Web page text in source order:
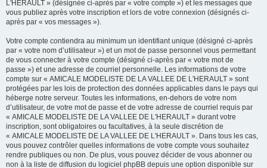
L'HERAULT » (désignée ci-après par « votre compte ») et les messages que
vous publiez après votre inscription et lors de votre connexion (désignés ci-
après par « vos messages »).
Votre compte contiendra au minimum un identifiant unique (désigné ci-après
par « votre nom d’utilisateur ») et un mot de passe personnel vous permettant
de vous connecter à votre compte (désigné ci-après par « votre mot de
passe ») et une adresse de courriel personnelle. Les informations de votre
compte sur « AMICALE MODELISTE DE LA VALLEE DE L'HERAULT » sont
protégées par les lois de protection des données applicables dans le pays qui
héberge notre serveur. Toutes les informations, en-dehors de votre nom
d’utilisateur, de votre mot de passe et de votre adresse de courriel requis par
« AMICALE MODELISTE DE LA VALLEE DE L'HERAULT » durant votre
inscription, sont obligatoires ou facultatives, à la seule discrétion de
« AMICALE MODELISTE DE LA VALLEE DE L'HERAULT ». Dans tous les cas,
vous pouvez contrôler quelles informations de votre compte vous souhaitez
rendre publiques ou non. De plus, vous pouvez décider de vous abonner ou
non à la liste de diffusion du logiciel phpBB depuis une option disponible sur